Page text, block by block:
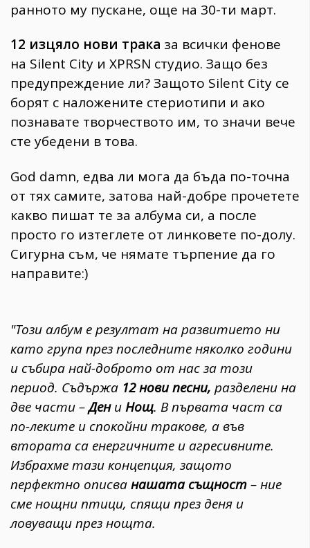
ранното му пускане, още на 30-ти март.
12 изцяло нови трака за всички фенове
на Silent City и XPRSN студио. Защо без
предупреждение ли? Защото Silent City се
борят с наложените стериотипи и ако
познавате творчеството им, то значи вече
сте убедени в това.
God damn, едва ли мога да бъда по-точна
от тях самите, затова най-добре прочетете
какво пишат те за албума си, а после
просто го изтеглете от линковете по-долу.
Сигурна съм, че нямате търпение да го
направите:)
"Този албум е резултат на развитието ни
като група през последните няколко години
и събира най-доброто от нас за този
период. Съдържа 12 нови песни, разделени на
две части –ДениНощ. В първата част са
по-леките и спокойни тракове, а във
втората са енергичните и агресивните.
Избрахме тази концепция, защото
перфектно описванашата същност– ние
сме нощни птици, спящи през деня и
ловуващи през нощта.